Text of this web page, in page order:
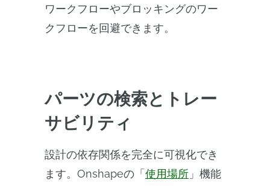
ワークフローやブロッキングのワー
クフローを回避できます。
パーツの検索とトレー
サビリティ
設計の依存関係を完全に可視化でき
ます。Onshapeの「 使用場所 」機能